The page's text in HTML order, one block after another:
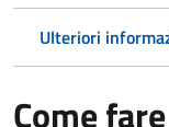
Ulteriori
Come fare